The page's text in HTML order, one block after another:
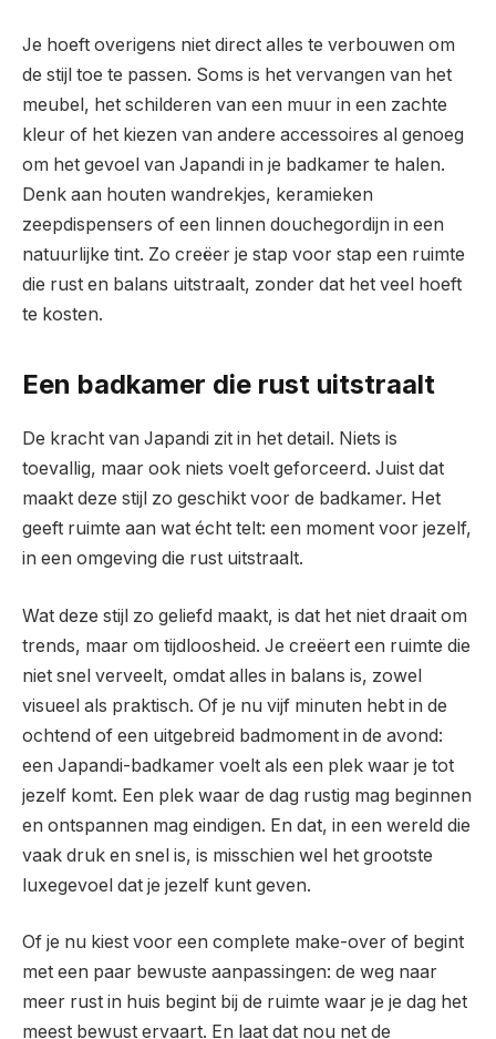
Je hoeft overigens niet direct alles te verbouwen om
de stijl toe te passen. Soms is het vervangen van het
meubel, het schilderen van een muur in een zachte
kleur of het kiezen van andere accessoires al genoeg
om het gevoel van Japandi in je badkamer te halen.
Denk aan houten wandrekjes, keramieken
zeepdispensers of een linnen douchegordijn in een
natuurlijke tint. Zo creëer je stap voor stap een ruimte
die rust en balans uitstraalt, zonder dat het veel hoeft
te kosten.
Een badkamer die rust uitstraalt
De kracht van Japandi zit in het detail. Niets is
toevallig, maar ook niets voelt geforceerd. Juist dat
maakt deze stijl zo geschikt voor de badkamer. Het
geeft ruimte aan wat écht telt: een moment voor jezelf,
in een omgeving die rust uitstraalt.
Wat deze stijl zo geliefd maakt, is dat het niet draait om
trends, maar om tijdloosheid. Je creëert een ruimte die
niet snel verveelt, omdat alles in balans is, zowel
visueel als praktisch. Of je nu vijf minuten hebt in de
ochtend of een uitgebreid badmoment in de avond:
een Japandi-badkamer voelt als een plek waar je tot
jezelf komt. Een plek waar de dag rustig mag beginnen
en ontspannen mag eindigen. En dat, in een wereld die
vaak druk en snel is, is misschien wel het grootste
luxegevoel dat je jezelf kunt geven.
Of je nu kiest voor een complete make-over of begint
met een paar bewuste aanpassingen: de weg naar
meer rust in huis begint bij de ruimte waar je je dag het
meest bewust ervaart. En laat dat nou net de